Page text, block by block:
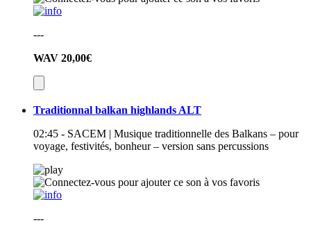
---
WAV 20,00€
Traditionnal balkan highlands ALT
02:45 - SACEM | Musique traditionnelle des Balkans – pour
voyage, festivités, bonheur – version sans percussions
---